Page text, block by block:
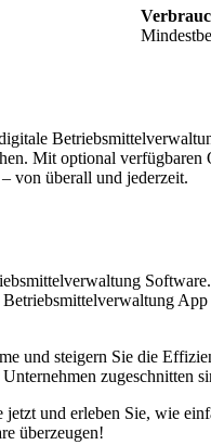
Mit optional
von überall und jederzeit.
und steigern Sie die
zugeschnitten
und erleben Sie, wie
überzeugen!